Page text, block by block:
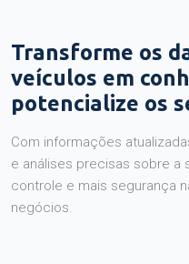
Transforme os
veículos em
potencialize os
Com informações
e análises precisas sobre a
controle e mais segurança
negócios.